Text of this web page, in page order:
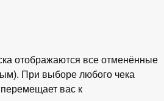
отображаются все отменённые
При выборе любого чека
вас к